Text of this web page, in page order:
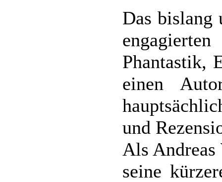
Das bislang
Phantastik,
einen
und
Als
seine